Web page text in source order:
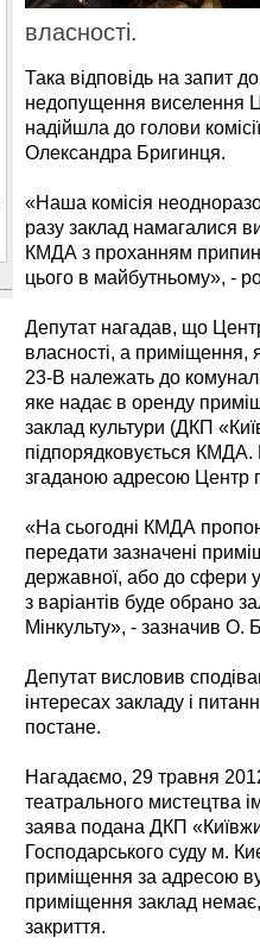
власності.
Така відповідь на запит
недопущення виселення
надійшла до голови
Олександра Бригинця.
«Наша комісія
разу заклад намагалися
КМДА з проханням
цього в майбутньому», -
Депутат нагадав, що
власності, а приміщення,
23-В належать до
яке надає в оренду
заклад культури (ДКП
підпорядковується КМДА.
згаданою адресою Центр
«На сьогодні КМДА
передати зазначені
державної, або до сфери
з варіантів буде обрано
Мінкульту», - зазначив О.
Депутат висловив
інтересах закладу і
постане.
Нагадаємо, 29 травня
театрального мистецтва
заява подана ДКП
Господарського суду м.
приміщення за адресою
приміщення заклад
закриття.